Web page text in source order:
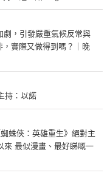
劇，引發嚴重氣候反常與
實際又做得到嗎？｜晚
持：以諾
蛛俠：英雄重生》絕對主
來 最似漫畫、最好睇嘅一